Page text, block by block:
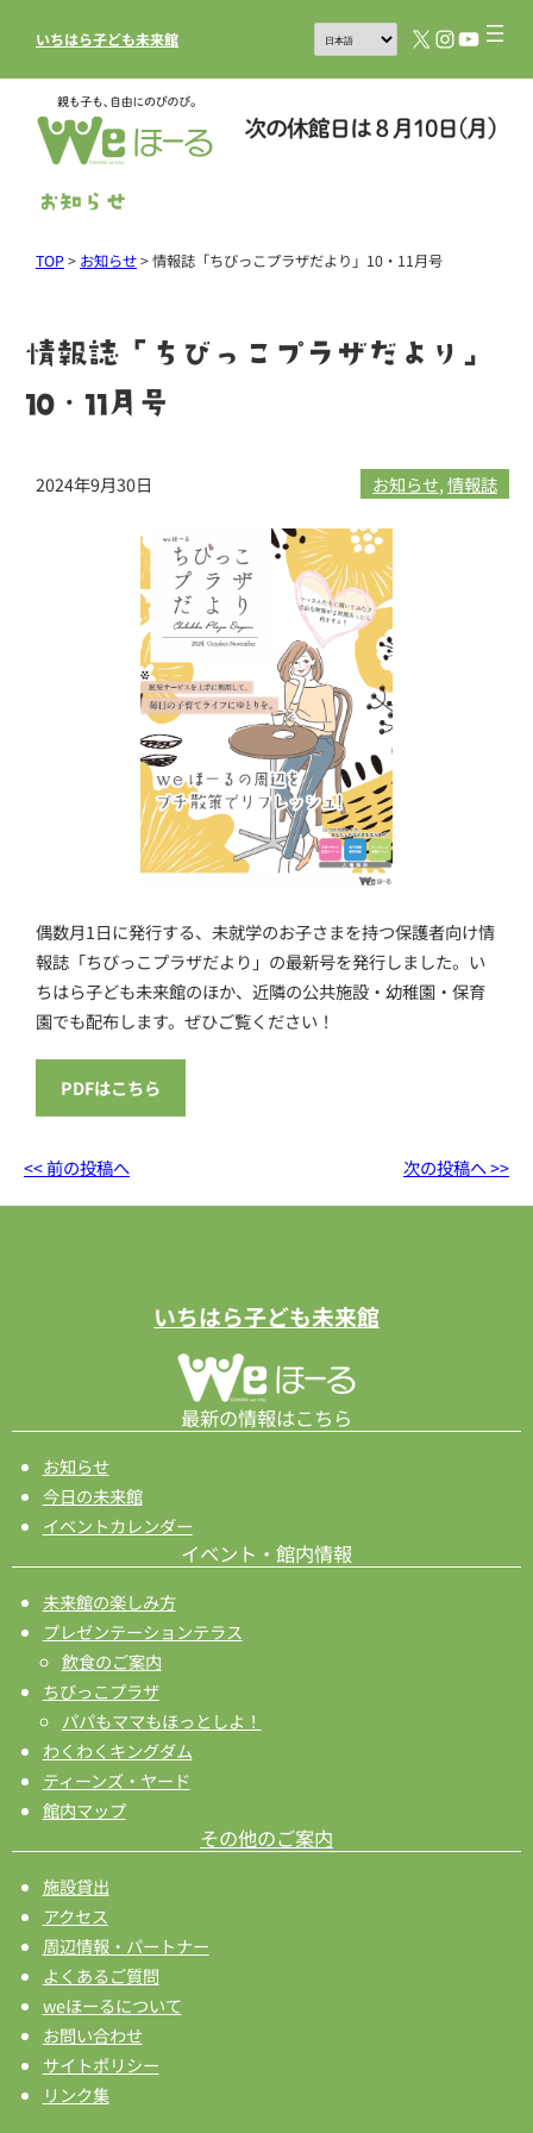
いちはら子ども未来館 X Instagram
YouTube
お知らせ
TOP> お知らせ>情報誌「ちびっこプラザだより」10・11月号
情報誌「ちびっこプラザだより」
10・11月号
2024年9月30日 お知らせ, 情報誌
偶数月1日に発行する、未就学のお子さまを持つ保護者向け情
報誌「ちびっこプラザだより」の最新号を発行しました。い
ちはら子ども未来館のほか、近隣の公共施設・幼稚園・保育
園でも配布します。ぜひご覧ください！
PDFはこちら
<< 前の投稿へ 次の投稿へ >>
いちはら子ども未来館
最新の情報はこちら
お知らせ
今日の未来館
イベントカレンダー
イベント・館内情報
未来館の楽しみ方
プレゼンテーションテラス
飲食のご案内
ちびっこプラザ
パパもママもほっとしよ！
わくわくキングダム
ティーンズ・ヤード
館内マップ
その他のご案内
施設貸出
アクセス
周辺情報・パートナー
よくあるご質問
weほーるについて
お問い合わせ
サイトポリシー
リンク集